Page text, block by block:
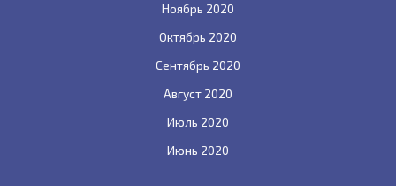
Ноябрь 2020
Октябрь 2020
Сентябрь 2020
Август 2020
Июль 2020
Июнь 2020